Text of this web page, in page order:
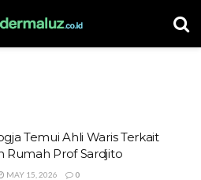
Temui Ahli Waris Terkait
Rumah Prof Sardjito
MAY 15, 2026 0